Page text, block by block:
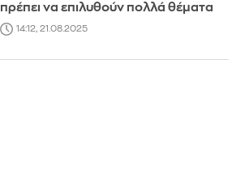
πρέπει να επιλυθούν πολλά θέματα
14:12, 21.08.2025